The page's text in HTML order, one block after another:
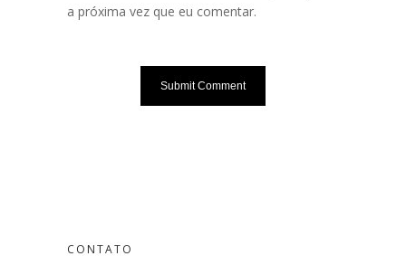
a próxima vez que eu comentar.
CONTATO